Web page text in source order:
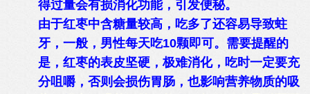
得过量会有损消化功能，引发便秘。
由于红枣中含糖量较高，吃多了还容易导致蛀
牙，一般，男性每天吃10颗即可。需要提醒的
是，红枣的表皮坚硬，极难消化，吃时一定要充
分咀嚼，否则会损伤胃肠，也影响营养物质的吸